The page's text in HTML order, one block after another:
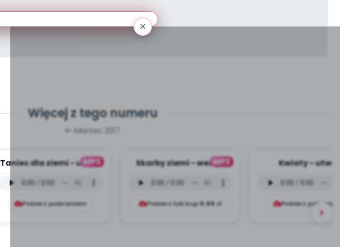
Więcej z tego numeru
Marzec 2017
MP3
Taniec dla ziemi - utwór
mp3)
Pobierz pobraniem
MP3
Skarby ziemi - wersja
mp3)
Pobierz lub kup9.99zł
Kwiaty - utwór
mp3)
Pobierz